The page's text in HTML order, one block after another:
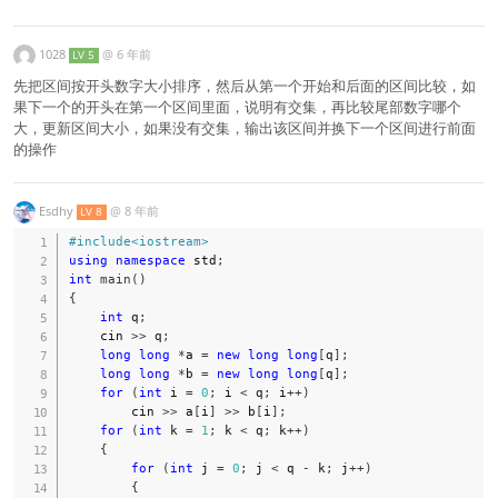
1028 LV 5 @ 6 年前
先把区间按开头数字大小排序，然后从第一个开始和后面的区间比较，如
果下一个的开头在第一个区间里面，说明有交集，再比较尾部数字哪个
大，更新区间大小，如果没有交集，输出该区间并换下一个区间进行前面
的操作
Esdhy LV 8 @ 8 年前
#include<iostream>
using
namespace std ;
int main ( )
{
int q ;
    cin
>> q ;
long long *a = new long long [q] ;
long long *b = new long long [q] ;
for
( int i = 0 ; i < q ; i ++)
        cin
>> a [ i ] >> b [ i ] ;
for
( int k = 1 ; k < q ; k++)
{
for
( int j = 0 ; j < q - k ; j++)
{